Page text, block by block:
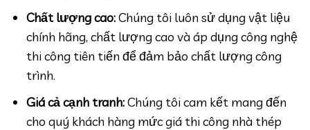
Chất lượng cao:Chúng tôi luôn sử dụng vật liệu
chính hãng, chất lượng cao và áp dụng công nghệ
thi công tiên tiến để đảm bảo chất lượng công
trình.
Giá cả cạnh tranh:Chúng tôi cam kết mang đến
cho quý khách hàng mức giá thi công nhà thép